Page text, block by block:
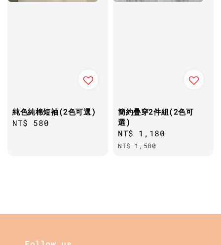
純色純棉短袖(2色可選)
Regular
NT$ 580
簡約疊穿2件組(2色可
選)
Sale
price
NT$ 1,180
NT$ 1,580